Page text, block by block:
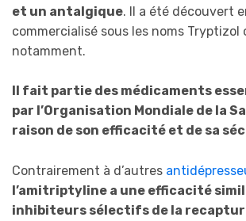
et un antalgique. Il a été découvert
commercialisé sous les noms Tryptizol
notamment.
Il fait partie des médicaments
par l’Organisation Mondiale de la
raison de son efficacité et de sa
Contrairement à d’autres
l’amitriptyline a une efficacité
inhibiteurs sélectifs de la